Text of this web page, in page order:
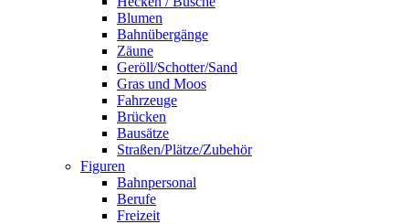
Blumen
Bahnübergänge
Zäune
Geröll/Schotter/Sand
Gras und Moos
Fahrzeuge
Brücken
Bausätze
Straßen/Plätze/Zubehör
Figuren
Bahnpersonal
Berufe
Freizeit